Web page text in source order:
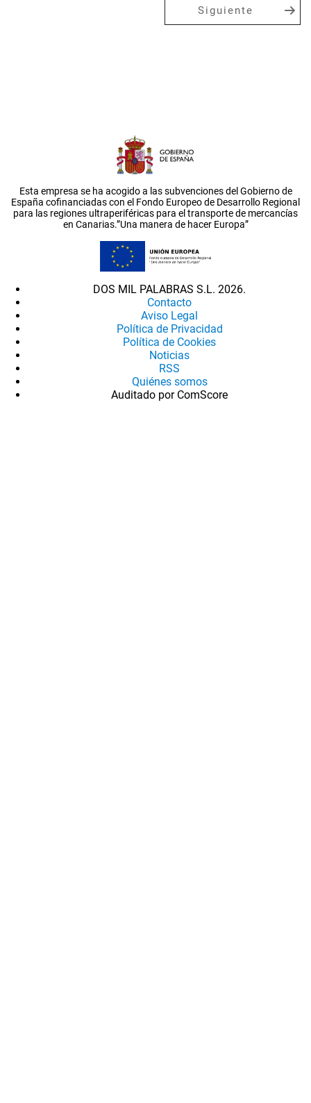
Siguiente
Esta empresa se ha acogido a las subvenciones del Gobierno de
España cofinanciadas con el Fondo Europeo de Desarrollo Regional
para las regiones ultraperiféricas para el transporte de mercancías
en Canarias.”Una manera de hacer Europa”
DOS MIL PALABRAS S.L. 2026.
Contacto
Aviso Legal
Política de Privacidad
Política de Cookies
Noticias
RSS
Quiénes somos
Auditado por ComScore